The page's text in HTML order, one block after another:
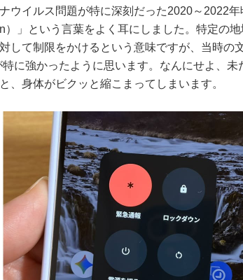
ウイルス問題が特に深刻だった2020～2022年
）」という言葉をよく耳にしました。特定の
して制限をかけるという意味ですが、当時の
特に強かったように思います。なんにせよ、未
、身体がビクッと縮こまってしまいます。